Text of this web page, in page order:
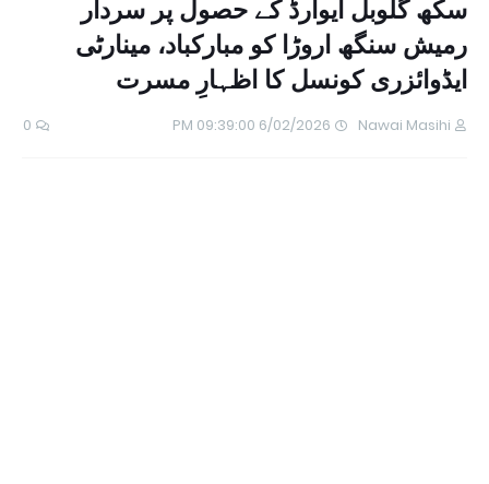
سکھ گلوبل ایوارڈ کے حصول پر سردار
رمیش سنگھ اروڑا کو مبارکباد، مینارٹی
ایڈوائزری کونسل کا اظہارِ مسرت
Nawai Masihi
6/02/2026 09:39:00 PM
0